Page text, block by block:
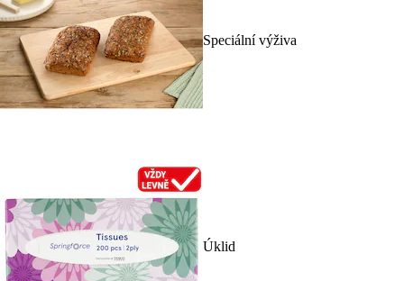
Speciální výživa
Úklid